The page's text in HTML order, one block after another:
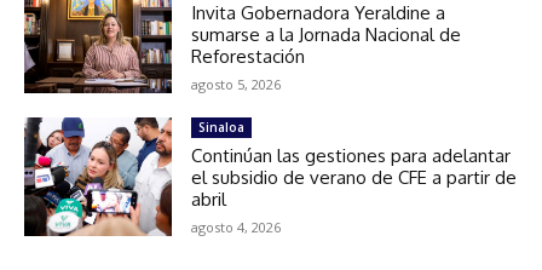
Invita Gobernadora Yeraldine a
sumarse a la Jornada Nacional de
Reforestación
agosto 5, 2026
Sinaloa
Continúan las gestiones para adelantar
el subsidio de verano de CFE a partir de
abril
agosto 4, 2026